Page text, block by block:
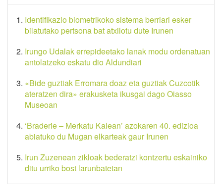
Identifikazio biometrikoko sistema berriari esker
bilatutako pertsona bat atxilotu dute Irunen
Irungo Udalak errepideetako lanak modu ordenatuan
antolatzeko eskatu dio Aldundiari
«Bide guztiak Erromara doaz eta guztiak Cuzcotik
ateratzen dira» erakusketa ikusgai dago Oiasso
Museoan
‘Braderie – Merkatu Kalean’ azokaren 40. edizioa
abiatuko du Mugan elkarteak gaur Irunen
Irun Zuzenean zikloak bederatzi kontzertu eskainiko
ditu urriko bost larunbatetan